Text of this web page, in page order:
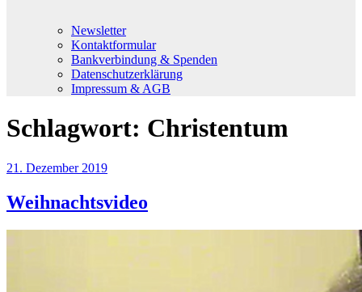
Newsletter
Kontaktformular
Bankverbindung & Spenden
Datenschutzerklärung
Impressum & AGB
Schlagwort: Christentum
Veröffentlicht
21. Dezember 2019
Weihnachtsvideo